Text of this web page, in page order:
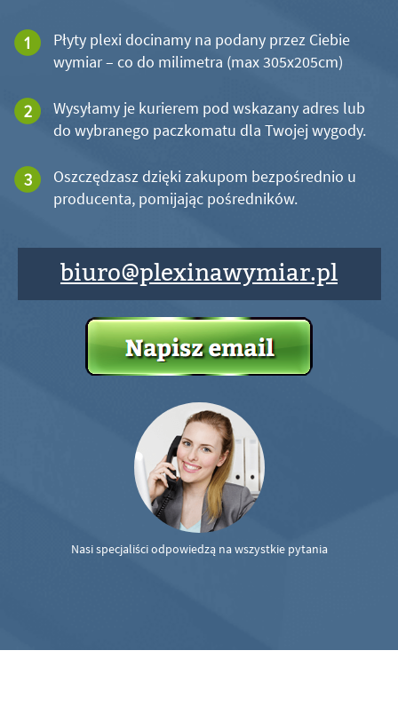
Płyty plexi docinamy na podany przez Ciebie
wymiar – co do milimetra (max 305x205cm)
Wysyłamy je kurierem pod wskazany adres lub
do wybranego paczkomatu dla Twojej wygody.
Oszczędzasz dzięki zakupom bezpośrednio u
producenta, pomijając pośredników.
biuro@plexinawymiar.pl
Nasi specjaliści odpowiedzą na wszystkie pytania